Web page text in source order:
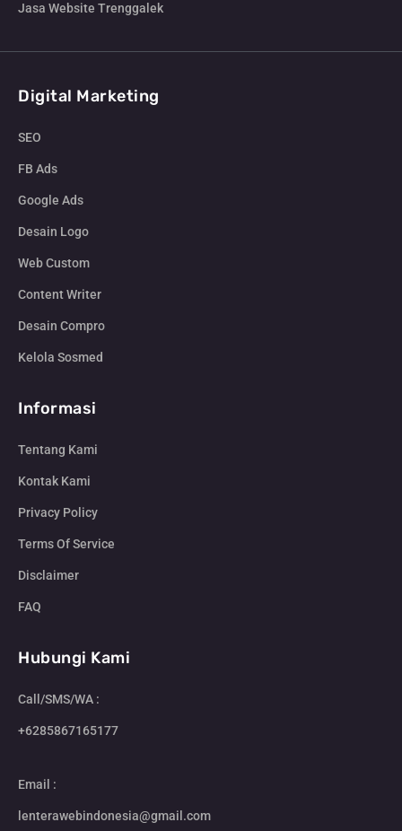
Jasa Website Trenggalek
Digital Marketing
SEO
FB Ads
Google Ads
Desain Logo
Web Custom
Content Writer
Desain Compro
Kelola Sosmed
Informasi
Tentang Kami
Kontak Kami
Privacy Policy
Terms Of Service
Disclaimer
FAQ
Hubungi Kami
Call/SMS/WA :
+6285867165177
Email :
lenterawebindonesia@gmail.com